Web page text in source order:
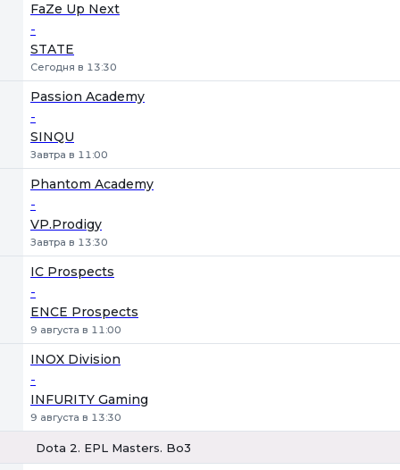
FaZe Up Next
-
STATE
Сегодня в 13:30
Passion Academy
-
SINQU
Завтра в 11:00
Phantom Academy
-
VP.Prodigy
Завтра в 13:30
IC Prospects
-
ENCE Prospects
9 августа в 11:00
INOX Division
-
INFURITY Gaming
9 августа в 13:30
Dota 2. EPL Masters. Bo3